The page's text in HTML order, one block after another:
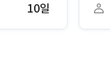
10일